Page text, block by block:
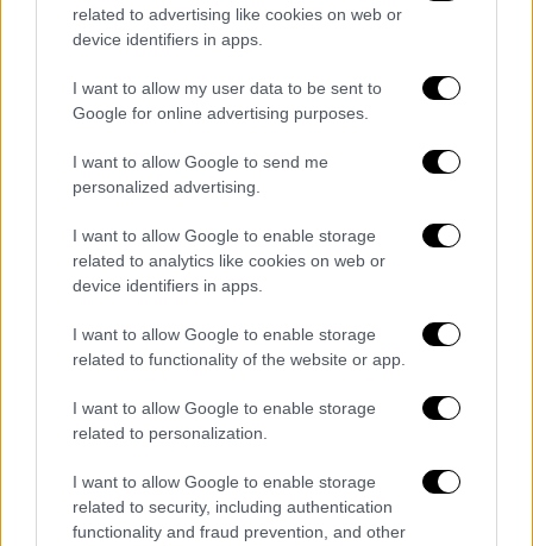
related to advertising like cookies on web or
device identifiers in apps.
I want to allow my user data to be sent to
Google for online advertising purposes.
I want to allow Google to send me
personalized advertising.
I want to allow Google to enable storage
related to analytics like cookies on web or
device identifiers in apps.
I want to allow Google to enable storage
related to functionality of the website or app.
I want to allow Google to enable storage
related to personalization.
I want to allow Google to enable storage
related to security, including authentication
functionality and fraud prevention, and other
12.01.2026 12:31
ισπανικά, μιλά άπταιστα κάθε φορά που
κάνει χειρουργείο
Ποιο είναι το σπάνιο σύνδρομο που από το
1907 έχουν εμφανίσει μόλις 100 άτομα σε
όλο τον κόσμο